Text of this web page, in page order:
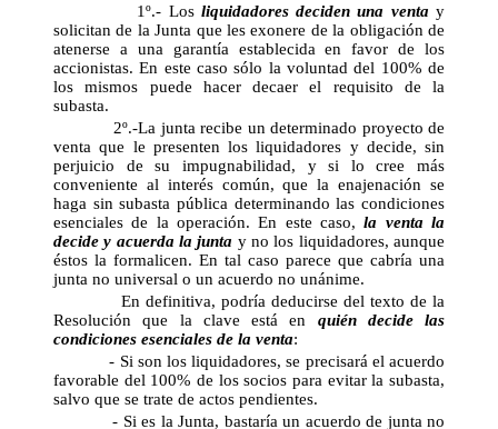
1º.- Los liquidadores deciden una venta y
solicitan de la Junta que les exonere de la obligación de
atenerse a una garantía establecida en favor de los
accionistas. En este caso sólo la voluntad del 100% de
los mismos puede hacer decaer el requisito de la
subasta.
2º.-La junta recibe un determinado proyecto de
venta que le presenten los liquidadores y decide, sin
perjuicio de su impugnabilidad, y si lo cree más
conveniente al interés común, que la enajenación se
haga sin subasta pública determinando las condiciones
esenciales de la operación. En este caso,la venta la
decide y acuerda la junta y no los liquidadores, aunque
éstos la formalicen. En tal caso parece que cabría una
junta no universal o un acuerdo no unánime.
En definitiva, podría deducirse del texto de la
Resolución que la clave está en quién decide las
condiciones esenciales de la venta:
- Si son los liquidadores, se precisará el acuerdo
favorable del 100% de los socios para evitar la subasta,
salvo que se trate de actos pendientes.
- Si es la Junta, bastaría un acuerdo de junta no